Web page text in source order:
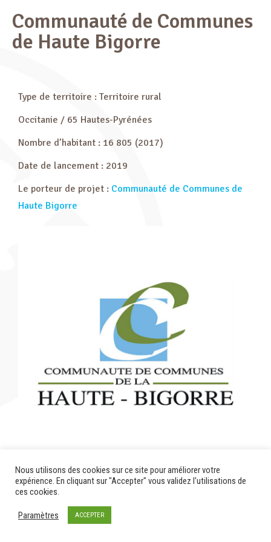
Communauté de Communes
de Haute Bigorre
Type de territoire : Territoire rural
Occitanie / 65 Hautes-Pyrénées
Nombre d’habitant : 16 805 (2017)
Date de lancement : 2019
Le porteur de projet : Communauté de Communes de
Haute Bigorre
Nous utilisons des cookies sur ce site pour améliorer votre
expérience. En cliquant sur "Accepter" vous validez l'utilisations de
ces cookies.
Paramètres ACCEPTER